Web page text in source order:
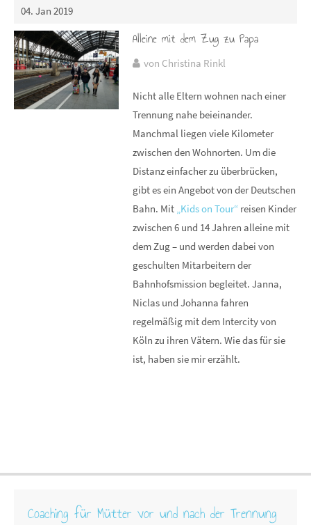
04. Jan 2019
Alleine mit dem Zug zu Papa
von Christina Rinkl
Nicht alle Eltern wohnen nach einer
Trennung nahe beieinander.
Manchmal liegen viele Kilometer
zwischen den Wohnorten. Um die
Distanz einfacher zu überbrücken,
gibt es ein Angebot von der Deutschen
Bahn. Mit „Kids on Tour“ reisen Kinder
zwischen 6 und 14 Jahren alleine mit
dem Zug – und werden dabei von
geschulten Mitarbeitern der
Bahnhofsmission begleitet. Janna,
Niclas und Johanna fahren
regelmäßig mit dem Intercity von
Köln zu ihren Vätern. Wie das für sie
ist, haben sie mir erzählt.
Coaching für Mütter vor und nach der Trennung